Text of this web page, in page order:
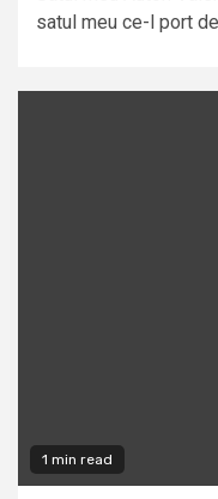
satul meu ce-l port
1 min read